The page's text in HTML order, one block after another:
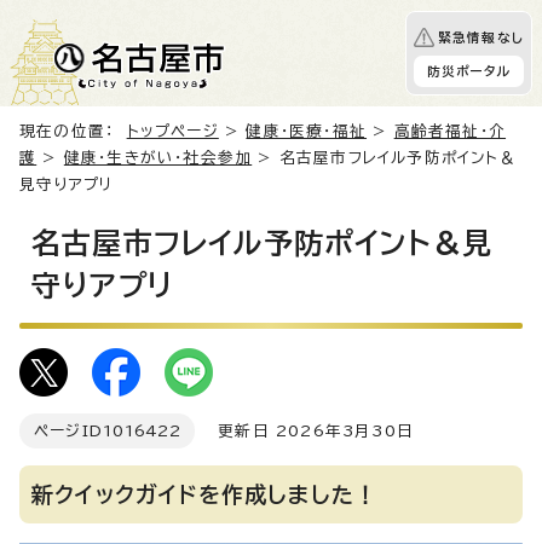
緊急情報なし
防災ポータル
現在の位置： トップページ >健康・医療・福祉 > 高齢者福祉・介
護
> 健康・生きがい・社会参加
> 名古屋市フレイル予防ポイント＆
見守りアプリ
名古屋市フレイル予防ポイント＆見
守りアプリ
ページID 1016422 更新日 2026年3月30日
新クイックガイドを作成しました！